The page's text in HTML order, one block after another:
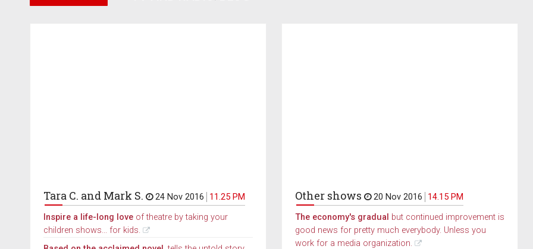
Tara C. and Mark S. 24 Nov 2016
11.25 PM
Inspire a life-long love of theatre by taking your
children shows... for kids.
Other shows 20 Nov 2016
14.15 PM
The economy's gradual but continued improvement is
good news for pretty much everybody. Unless you
work for a media organization.